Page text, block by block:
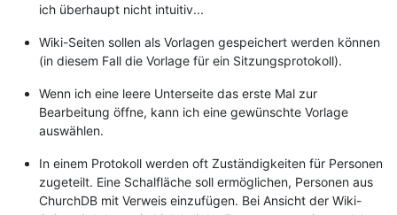
ich überhaupt nicht intuitiv...
Wiki-Seiten sollen als Vorlagen gespeichert werden können
(in diesem Fall die Vorlage für ein Sitzungsprotokoll).
Wenn ich eine leere Unterseite das erste Mal zur
Bearbeitung öffne, kann ich eine gewünschte Vorlage
auswählen.
In einem Protokoll werden oft Zuständigkeiten für Personen
zugeteilt. Eine Schalfläche soll ermöglichen, Personen aus
ChurchDB mit Verweis einzufügen. Bei Ansicht der Wiki-